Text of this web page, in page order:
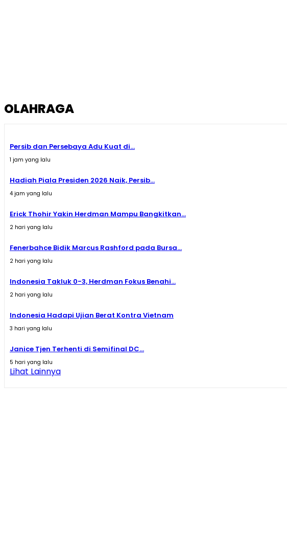
OLAHRAGA
Persib dan Persebaya Adu Kuat di...
1 jam yang lalu
Hadiah Piala Presiden 2026 Naik, Persib...
4 jam yang lalu
Erick Thohir Yakin Herdman Mampu Bangkitkan...
2 hari yang lalu
Fenerbahce Bidik Marcus Rashford pada Bursa...
2 hari yang lalu
Indonesia Takluk 0-3, Herdman Fokus Benahi...
2 hari yang lalu
Indonesia Hadapi Ujian Berat Kontra Vietnam
3 hari yang lalu
Janice Tjen Terhenti di Semifinal DC...
5 hari yang lalu
Lihat Lainnya